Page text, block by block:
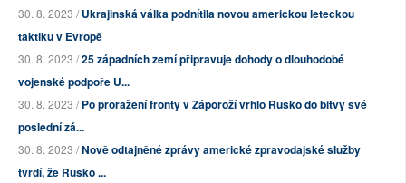
30. 8. 2023 /Ukrajinská válka podnítila novou americkou leteckou
taktiku v Evropě
30. 8. 2023 /25 západních zemí připravuje dohody o dlouhodobé
vojenské podpoře U...
30. 8. 2023 /Po proražení fronty v Záporoží vrhlo Rusko do bitvy své
poslední zá...
30. 8. 2023 /Nově odtajněné zprávy americké zpravodajské služby
tvrdí, že Rusko ...